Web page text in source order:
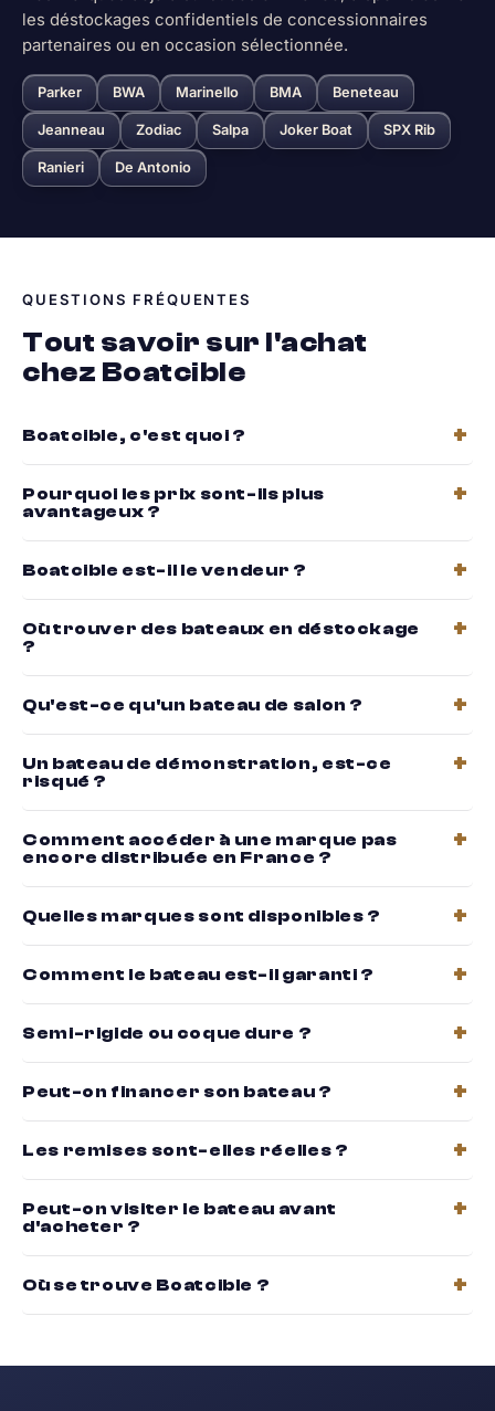
les déstockages confidentiels de concessionnaires
partenaires ou en occasion sélectionnée.
Parker BWA Marinello BMA Beneteau
Jeanneau Zodiac Salpa Joker Boat SPX Rib
Ranieri De Antonio
QUESTIONS FRÉQUENTES
Tout savoir sur l'achat
chez Boatcible
Boatcible, c'est quoi ?
Pourquoi les prix sont-ils plus
avantageux ?
Boatcible est-il le vendeur ?
Où trouver des bateaux en déstockage
?
Qu'est-ce qu'un bateau de salon ?
Un bateau de démonstration, est-ce
risqué ?
Comment accéder à une marque pas
encore distribuée en France ?
Quelles marques sont disponibles ?
Comment le bateau est-il garanti ?
Semi-rigide ou coque dure ?
Peut-on financer son bateau ?
Les remises sont-elles réelles ?
Peut-on visiter le bateau avant
d'acheter ?
Où se trouve Boatcible ?